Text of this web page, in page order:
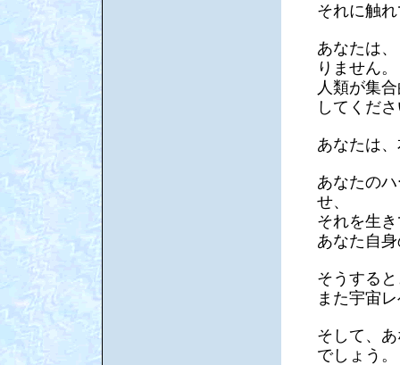
それに触
あなたは
りません。
人類が集
してくだ
あなたは
あなたの
せ、
それを生
あなた自
そうする
また宇宙
そして、
でしょう。